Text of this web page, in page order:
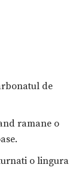
de
ramane o
o lingura